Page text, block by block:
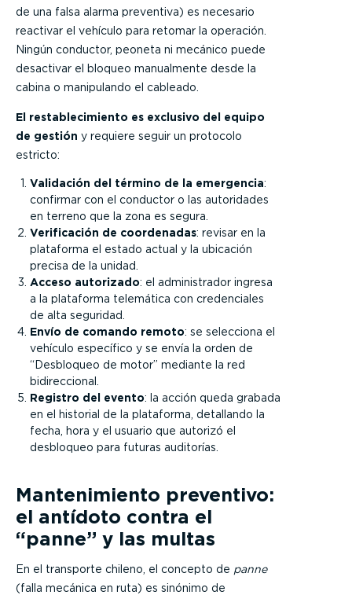
de una falsa alarma preventiva) es necesario
reactivar el vehículo para retomar la operación.
Ningún conductor, peoneta ni mecánico puede
desactivar el bloqueo manualmente desde la
cabina o manipulando el cableado.
El restablecimiento es exclusivo del equipo
de gestión y requiere seguir un protocolo
estricto:
Validación del término de la emergencia:
confirmar con el conductor o las autoridades
en terreno que la zona es segura.
Verificación de coordenadas: revisar en la
plataforma el estado actual y la ubicación
precisa de la unidad.
Acceso autorizado: el administrador ingresa
a la plataforma telemática con credenciales
de alta seguridad.
Envío de comando remoto: se selecciona el
vehículo específico y se envía la orden de
“Desbloqueo de motor” mediante la red
bidireccional.
Registro del evento: la acción queda grabada
en el historial de la plataforma, detallando la
fecha, hora y el usuario que autorizó el
desbloqueo para futuras auditorías.
Mantenimiento preventivo:
el antídoto contra el
“panne” y las multas
En el transporte chileno, el concepto de panne
(falla mecánica en ruta) es sinónimo de